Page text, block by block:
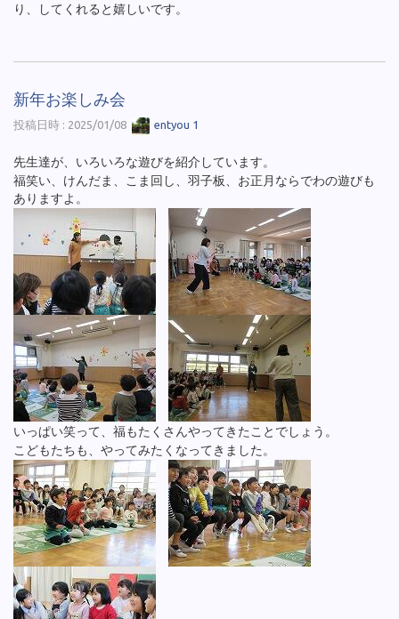
り、してくれると嬉しいです。
新年お楽しみ会
投稿日時 : 2025/01/08 entyou 1
先生達が、いろいろな遊びを紹介しています。
福笑い、けんだま、こま回し、羽子板、お正月ならでわの遊びも
ありますよ。
いっぱい笑って、福もたくさんやってきたことでしょう。
こどもたちも、やってみたくなってきました。